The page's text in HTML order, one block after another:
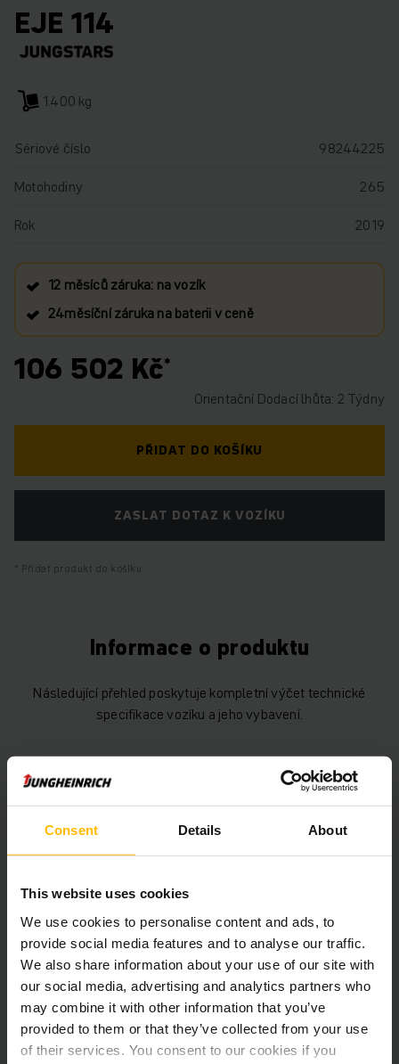
Consent Details About
This website uses cookies
We use cookies to personalise content and ads, to
provide social media features and to analyse our traffic.
We also share information about your use of our site with
our social media, advertising and analytics partners who
may combine it with other information that you’ve
provided to them or that they’ve collected from your use
of their services. You consent to our cookies if you
EJE 114
1.400 kg
Sériové číslo
98244225
Motohodiny
265
Rok
2019
12 měsíců záruka: na vozík
24měsíční záruka na baterii v ceně
106 502 Kč
Orientační Dodací lhůta: 2 Týdny
PŘIDAT DO KOŠÍKU
ZASLAT DOTAZ K VOZÍKU
Přidat produkt do košíku
Informace o produktu
Následující přehled poskytuje kompletní výčet technické
specifikace vozíku a jeho vybavení.
Technické údaje
Baterie Lithium-iontová, V / 0 Ah
Nabíječka Ano, 24 V / 25 A
Rok výroby baterie
2019
1400 kg
Motohodiny 265 h